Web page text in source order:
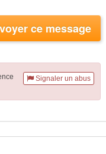
ce message
Signaler un abus